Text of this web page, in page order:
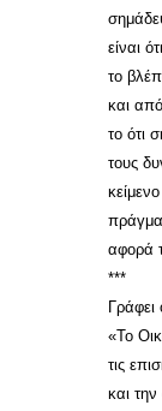
είναι
το
και
το ότι
τους
αφορά
***
Γράφει
«Το
τις
και